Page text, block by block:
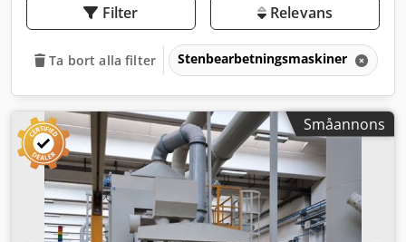
Filter Relevans
Ta bort alla filter Stenbearbetningsmaskiner
Småannons